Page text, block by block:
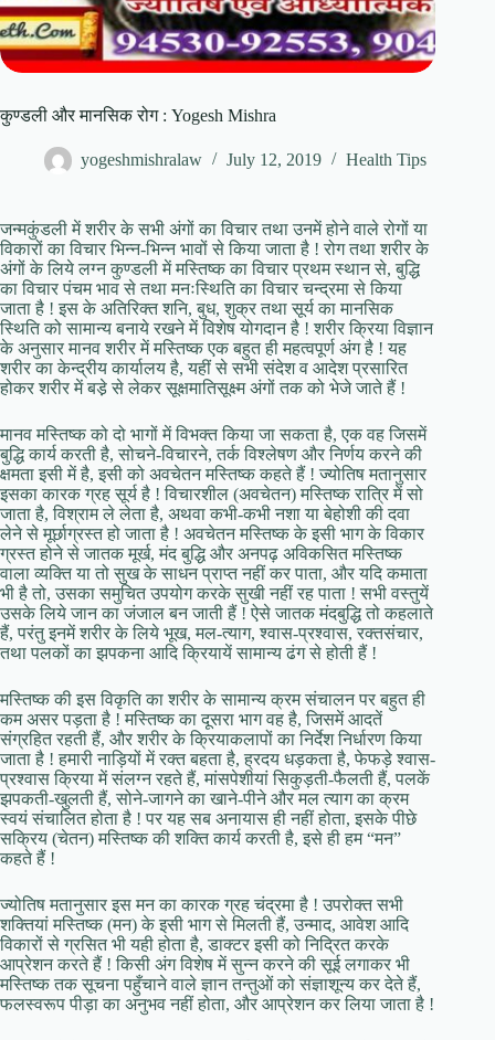
कुण्डली और मानसिक रोग : Yogesh Mishra
yogeshmishralaw July 12, 2019 Health Tips
जन्मकुंडली में शरीर के सभी अंगों का विचार तथा उनमें होने वाले रोगों या
विकारों का विचार भिन्न-भिन्न भावों से किया जाता है ! रोग तथा शरीर के
अंगों के लिये लग्न कुण्डली में मस्तिष्क का विचार प्रथम स्थान से, बुद्धि
का विचार पंचम भाव से तथा मनःस्थिति का विचार चन्द्रमा से किया
जाता है ! इस के अतिरिक्त शनि, बुध, शुक्र तथा सूर्य का मानसिक
स्थिति को सामान्य बनाये रखने में विशेष योगदान है ! शरीर क्रिया विज्ञान
के अनुसार मानव शरीर में मस्तिष्क एक बहुत ही महत्वपूर्ण अंग है ! यह
शरीर का केन्द्रीय कार्यालय है, यहीं से सभी संदेश व आदेश प्रसारित
होकर शरीर में बडे़ से लेकर सूक्षमातिसूक्ष्म अंगों तक को भेजे जाते हैं !
मानव मस्तिष्क को दो भागों में विभक्त किया जा सकता है, एक वह जिसमें
बुद्धि कार्य करती है, सोचने-विचारने, तर्क विश्लेषण और निर्णय करने की
क्षमता इसी में है, इसी को अवचेतन मस्तिष्क कहते हैं ! ज्योतिष मतानुसार
इसका कारक ग्रह सूर्य है ! विचारशील (अवचेतन) मस्तिष्क रात्रि में सो
जाता है, विश्राम ले लेता है, अथवा कभी-कभी नशा या बेहोशी की दवा
लेने से मूर्छाग्रस्त हो जाता है ! अवचेतन मस्तिष्क के इसी भाग के विकार
ग्रस्त होने से जातक मूर्ख, मंद बुद्धि और अनपढ़ अविकसित मस्तिष्क
वाला व्यक्ति या तो सुख के साधन प्राप्त नहीं कर पाता, और यदि कमाता
भी है तो, उसका समुचित उपयोग करके सुखी नहीं रह पाता ! सभी वस्तुयें
उसके लिये जान का जंजाल बन जाती हैं ! ऐसे जातक मंदबुद्धि तो कहलाते
हैं, परंतु इनमें शरीर के लिये भूख, मल-त्याग, श्वास-प्रश्वास, रक्तसंचार,
तथा पलकों का झपकना आदि क्रियायें सामान्य ढंग से होती हैं !
मस्तिष्क की इस विकृति का शरीर के सामान्य क्रम संचालन पर बहुत ही
कम असर पड़ता है ! मस्तिष्क का दूसरा भाग वह है, जिसमें आदतें
संग्रहित रहती हैं, और शरीर के क्रियाकलापों का निर्देश निर्धारण किया
जाता है ! हमारी नाड़ियों में रक्त बहता है, ह्रदय धड़कता है, फेफड़े श्वास-
प्रश्वास क्रिया में संलग्न रहते हैं, मांसपेशीयां सिकुड़ती-फैलती हैं, पलकें
झपकती-खुलती हैं, सोने-जागने का खाने-पीने और मल त्याग का क्रम
स्वयं संचालित होता है ! पर यह सब अनायास ही नहीं होता, इसके पीछे
सक्रिय (चेतन) मस्तिष्क की शक्ति कार्य करती है, इसे ही हम “मन”
कहते हैं !
ज्योतिष मतानुसार इस मन का कारक ग्रह चंद्रमा है ! उपरोक्त सभी
शक्तियां मस्तिष्क (मन) के इसी भाग से मिलती हैं, उन्माद, आवेश आदि
विकारों से ग्रसित भी यही होता है, डाक्टर इसी को निद्रित करके
आप्रेशन करते हैं ! किसी अंग विशेष में सुन्न करने की सूई लगाकर भी
मस्तिष्क तक सूचना पहुँचाने वाले ज्ञान तन्तुओं को संज्ञाशून्य कर देते हैं,
फलस्वरूप पीड़ा का अनुभव नहीं होता, और आप्रेशन कर लिया जाता है !